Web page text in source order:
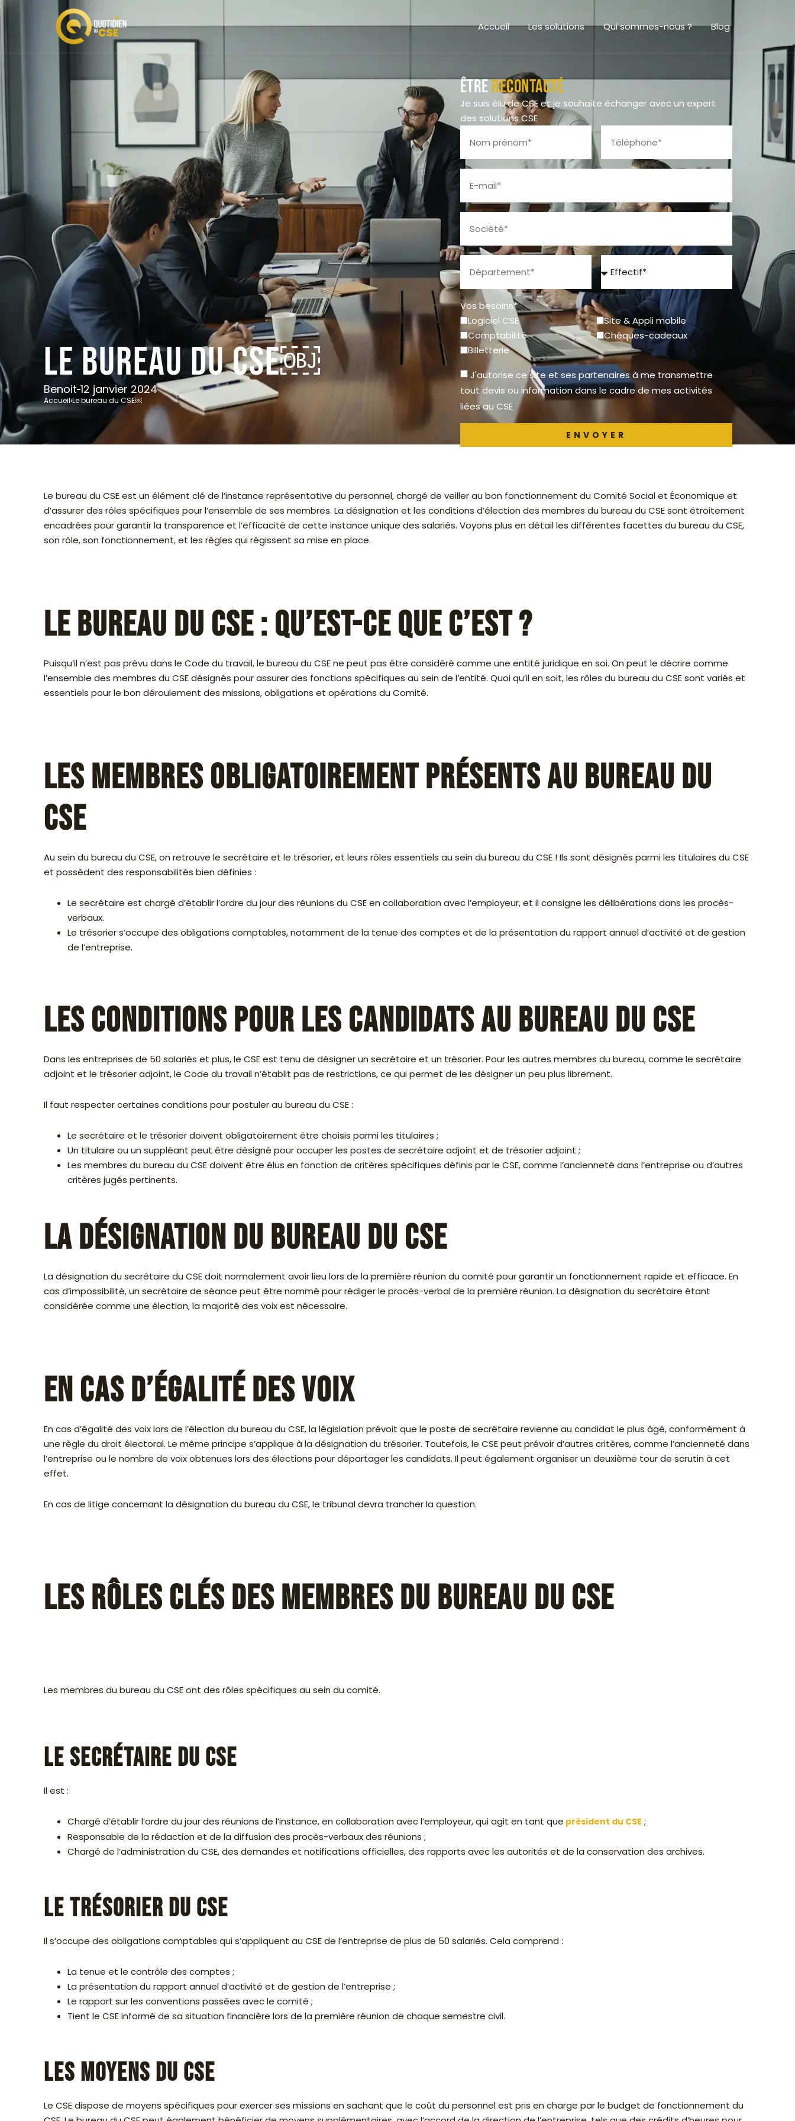
Accueil Les solutions Qui sommes-nous ? Blog
Le bureau du CSE￼
Benoit 12 janvier 2024
Accueil›Le bureau du CSE￼
Êtrerecontacté
Je suis élu de CSE et je souhaite échanger avec un expert
des solutions CSE
Effectif
Vos besoins*
Logiciel CSE
Site & Appli mobile
Comptabilité
Chèques-cadeaux
Billetterie
J'autorise ce site et ses partenaires à me transmettre
tout devis ou information dans le cadre de mes activités
liées au CSE
ENVOYER
Le bureau du CSE est un élément clé de l’instance représentative du personnel, chargé de veiller au bon fonctionnement du Comité Social et Économique et
d’assurer des rôles spécifiques pour l’ensemble de ses membres. La désignation et les conditions d’élection des membres du bureau du CSE sont étroitement
encadrées pour garantir la transparence et l’efficacité de cette instance unique des salariés. Voyons plus en détail les différentes facettes du bureau du CSE,
son rôle, son fonctionnement, et les règles qui régissent sa mise en place.
Le bureau du CSE : qu’est-ce que c’est ?
Puisqu’il n’est pas prévu dans le Code du travail, le bureau du CSE ne peut pas être considéré comme une entité juridique en soi. On peut le décrire comme
l’ensemble des membres du CSE désignés pour assurer des fonctions spécifiques au sein de l’entité. Quoi qu’il en soit, les rôles du bureau du CSE sont variés et
essentiels pour le bon déroulement des missions, obligations et opérations du Comité.
Les membres obligatoirement présents au bureau du
CSE
Au sein du bureau du CSE, on retrouve le secrétaire et le trésorier, et leurs rôles essentiels au sein du bureau du CSE ! Ils sont désignés parmi les titulaires du CSE
et possèdent des responsabilités bien définies :
Le secrétaire est chargé d’établir l’ordre du jour des réunions du CSE en collaboration avec l’employeur, et il consigne les délibérations dans les procès-
verbaux.
Le trésorier s’occupe des obligations comptables, notamment de la tenue des comptes et de la présentation du rapport annuel d’activité et de gestion
de l’entreprise.
Les conditions pour les candidats au bureau du CSE
Dans les entreprises de 50 salariés et plus, le CSE est tenu de désigner un secrétaire et un trésorier. Pour les autres membres du bureau, comme le secrétaire
adjoint et le trésorier adjoint, le Code du travail n’établit pas de restrictions, ce qui permet de les désigner un peu plus librement.
Il faut respecter certaines conditions pour postuler au bureau du CSE :
Le secrétaire et le trésorier doivent obligatoirement être choisis parmi les titulaires ;
Un titulaire ou un suppléant peut être désigné pour occuper les postes de secrétaire adjoint et de trésorier adjoint ;
Les membres du bureau du CSE doivent être élus en fonction de critères spécifiques définis par le CSE, comme l’ancienneté dans l’entreprise ou d’autres
critères jugés pertinents.
La désignation du bureau du CSE
La désignation du secrétaire du CSE doit normalement avoir lieu lors de la première réunion du comité pour garantir un fonctionnement rapide et efficace. En
cas d’impossibilité, un secrétaire de séance peut être nommé pour rédiger le procès-verbal de la première réunion. La désignation du secrétaire étant
considérée comme une élection, la majorité des voix est nécessaire.
En cas d’égalité des voix
En cas d’égalité des voix lors de l’élection du bureau du CSE, la législation prévoit que le poste de secrétaire revienne au candidat le plus âgé, conformément à
une règle du droit électoral. Le même principe s’applique à la désignation du trésorier. Toutefois, le CSE peut prévoir d’autres critères, comme l’ancienneté dans
l’entreprise ou le nombre de voix obtenues lors des élections pour départager les candidats. Il peut également organiser un deuxième tour de scrutin à cet
effet.
En cas de litige concernant la désignation du bureau du CSE, le tribunal devra trancher la question.
Les rôles clés des membres du bureau du CSE
Les membres du bureau du CSE ont des rôles spécifiques au sein du comité.
Le secrétaire du CSE
Il est :
Chargé d’établir l’ordre du jour des réunions de l’instance, en collaboration avec l’employeur, qui agit en tant que président du CSE ;
Responsable de la rédaction et de la diffusion des procès-verbaux des réunions ;
Chargé de l’administration du CSE, des demandes et notifications officielles, des rapports avec les autorités et de la conservation des archives.
Le trésorier du CSE
Il s’occupe des obligations comptables qui s’appliquent au CSE de l’entreprise de plus de 50 salariés. Cela comprend :
La tenue et le contrôle des comptes ;
La présentation du rapport annuel d’activité et de gestion de l’entreprise ;
Le rapport sur les conventions passées avec le comité ;
Tient le CSE informé de sa situation financière lors de la première réunion de chaque semestre civil.
Les moyens du CSE
Le CSE dispose de moyens spécifiques pour exercer ses missions en sachant que le coût du personnel est pris en charge par le budget de fonctionnement du